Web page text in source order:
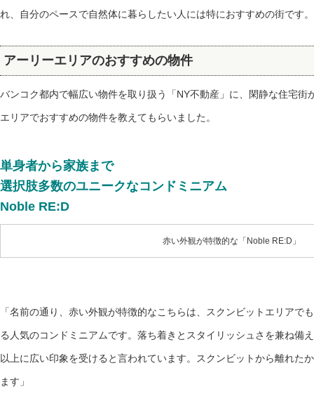
れ、自分のペースで自然体に暮らしたい人には特におすすめの街です。
アーリーエリアのおすすめの物件
バンコク都内で幅広い物件を取り扱う「NY不動産」に、閑静な住宅街
エリアでおすすめの物件を教えてもらいました。
単身者から家族まで
選択肢多数のユニークなコンドミニアム
Noble RE:D
赤い外観が特徴的な「Noble RE:D」
「名前の通り、赤い外観が特徴的なこちらは、スクンビットエリアで
る人気のコンドミニアムです。落ち着きとスタイリッシュさを兼ね備
以上に広い印象を受けると言われています。スクンビットから離れた
ます」